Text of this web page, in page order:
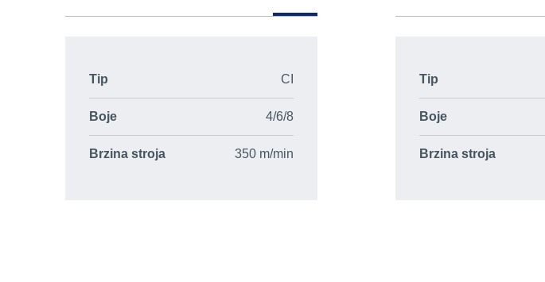
Tip CI
Boje 4/6/8
Brzina stroja 350 m/min
Tip
Boje
Brzina stroja